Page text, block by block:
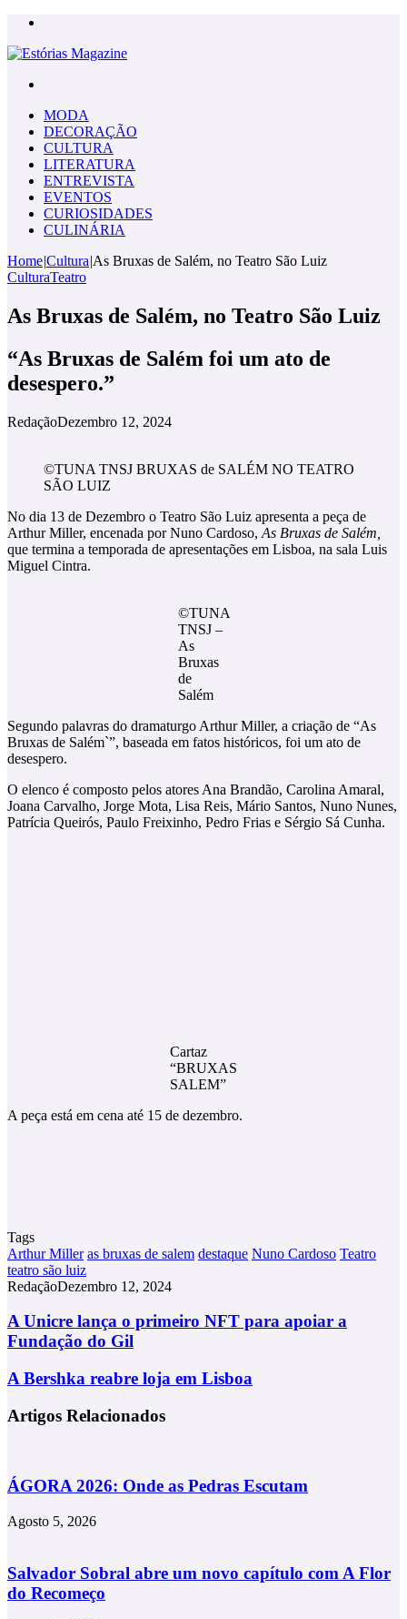
MODA
DECORAÇÃO
CULTURA
LITERATURA
ENTREVISTA
EVENTOS
CURIOSIDADES
CULINÁRIA
Home|Cultura|As Bruxas de Salém, no Teatro São Luiz
CulturaTeatro
As Bruxas de Salém, no Teatro São Luiz
“As Bruxas de Salém foi um ato de
desespero.”
RedaçãoDezembro 12, 2024
©TUNA TNSJ BRUXAS de SALÉM NO TEATRO
SÃO LUIZ
No dia 13 de Dezembro o Teatro São Luiz apresenta a peça de
Arthur Miller, encenada por Nuno Cardoso, As Bruxas de Salém,
que termina a temporada de apresentações em Lisboa, na sala Luis
Miguel Cintra.
©TUNA
TNSJ –
As
Bruxas
de
Salém
Segundo palavras do dramaturgo Arthur Miller, a criação de “As
Bruxas de Salém`”, baseada em fatos históricos, foi um ato de
desespero.
O elenco é composto pelos atores Ana Brandão, Carolina Amaral,
Joana Carvalho, Jorge Mota, Lisa Reis, Mário Santos, Nuno Nunes,
Patrícia Queirós, Paulo Freixinho, Pedro Frias e Sérgio Sá Cunha.
Cartaz
“BRUXAS
SALEM”
A peça está em cena até 15 de dezembro.
Tags
Arthur Miller as bruxas de salem destaque Nuno Cardoso Teatro
teatro são luiz
RedaçãoDezembro 12, 2024
A
Unicre
lança
primeiro
para
do
Gil
A Unicre lança o primeiro NFT para apoiar a
Fundação do Gil
A
reabre
loja
A Bershka reabre loja em Lisboa
Artigos Relacionados
ÁGORA 2026: Onde as Pedras Escutam
Agosto 5, 2026
Salvador Sobral abre um novo capítulo com A Flor
do Recomeço